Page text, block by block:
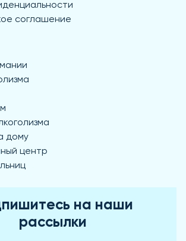
соглашение
дому
центр
на наши
рассылки